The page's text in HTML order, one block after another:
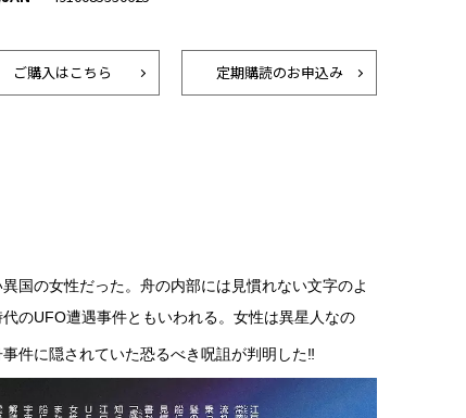
ご購入はこちら 定期購読のお申込み
国の女性だった。舟の内部には見慣れない文字のよ
のUFO遭遇事件ともいわれる。女性は異星人なの
件に隠されていた恐るべき呪詛が判明した‼